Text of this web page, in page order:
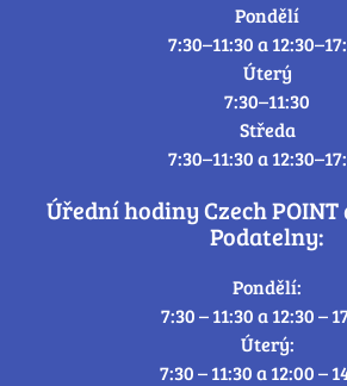
Pondělí
7:30–11:30 a
Úterý
7:30–11:30
Středa
7:30–11:30 a
Úřední hodiny Czech
Podatelny:
Pondělí:
7:30 – 11:30 a 12:30 –
Úterý:
7:30 – 11:30 a 12:00 –